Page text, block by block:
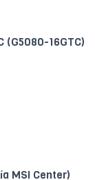
(G5080-16GTC)
MSI Center)